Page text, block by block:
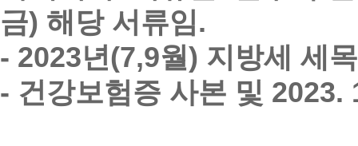
금) 해당 서류임.
- 2023년(7,9월) 지방세 세
- 건강보험증 사본 및